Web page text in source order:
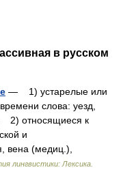
в русском
— 1) устарелые или
слова: уезд,
2) относящиеся к
и
вена (медиц.),
лингвистики: Лексика.